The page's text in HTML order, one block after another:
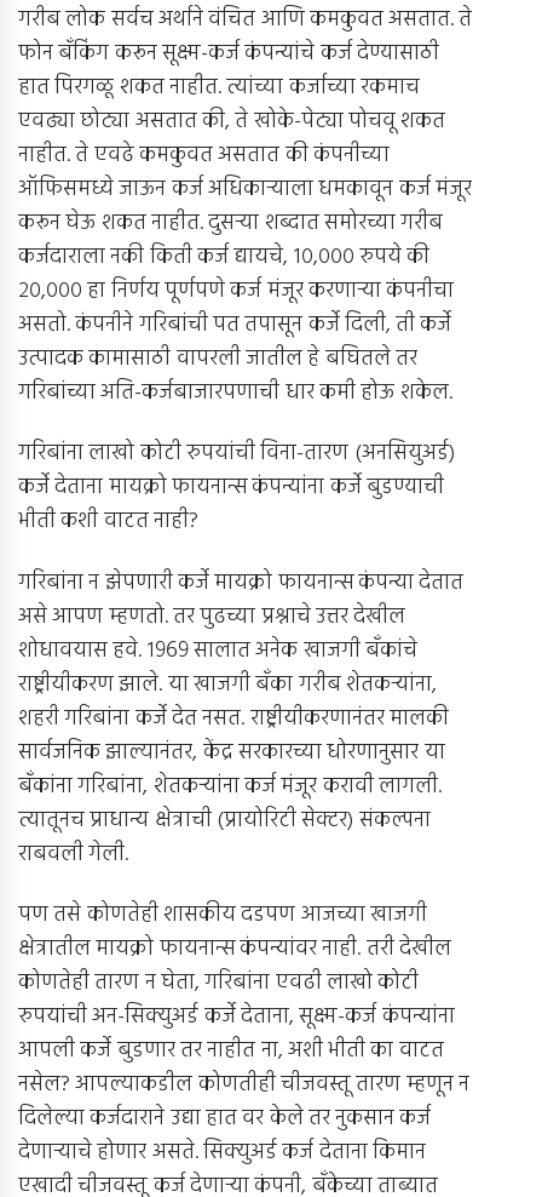
गरीब लोक सर्वच अर्थाने वंचित आणि कमकुवत असतात. ते
फोन बँकिंग करून सूक्ष्म-कर्ज कंपन्यांचे कर्ज देण्यासाठी
हात पिरगळू शकत नाहीत. त्यांच्या कर्जाच्या रकमाच
एवढ्या छोट्या असतात की, ते खोके-पेट्या पोचवू शकत
नाहीत. ते एवढे कमकुवत असतात की कंपनीच्या
ऑफिसमध्ये जाऊन कर्ज अधिकार्‍याला धमकावून कर्ज मंजूर
करून घेऊ शकत नाहीत. दुसर्‍या शब्दात समोरच्या गरीब
कर्जदाराला नकी किती कर्ज द्यायचे, १०,००० रुपये की
२०,००० हा निर्णय पूर्णपणे कर्ज मंजूर करणार्‍या कंपनीचा
असतो. कंपनीने गरिबांची पत तपासून कर्जे दिली, ती कर्जे
उत्पादक कामासाठी वापरली जातील हे बघितले तर
गरिबांच्या अति-कर्जबाजारपणाची धार कमी होऊ शकेल.
गरिबांना लाखो कोटी रुपयांची विना-तारण (अनसियुअर्ड)
कर्जे देताना मायक्रो फायनान्स कंपन्यांना कर्जे बुडण्याची
भीती कशी वाटत नाही?
गरिबांना न झेपणारी कर्जे मायक्रो फायनान्स कंपन्या देतात
असे आपण म्हणतो. तर पुढच्या प्रश्नाचे उत्तर देखील
शोधावयास हवे. १९६९ सालात अनेक खाजगी बँकांचे
राष्ट्रीयीकरण झाले. या खाजगी बँका गरीब शेतकर्‍यांना,
शहरी गरिबांना कर्जे देत नसत. राष्ट्रीयीकरणानंतर मालकी
सार्वजनिक झाल्यानंतर, केंद्र सरकारच्या धोरणानुसार या
बँकांना गरिबांना, शेतकर्‍यांना कर्ज मंजूर करावी लागली.
त्यातूनच प्राधान्य क्षेत्राची (प्रायोरिटी सेक्टर) संकल्पना
राबवली गेली.
पण तसे कोणतेही शासकीय दडपण आजच्या खाजगी
क्षेत्रातील मायक्रो फायनान्स कंपन्यांवर नाही. तरी देखील
कोणतेही तारण न घेता, गरिबांना एवढी लाखो कोटी
रुपयांची अन-सिक्युअर्ड कर्जे देताना, सूक्ष्म-कर्ज कंपन्यांना
आपली कर्जे बुडणार तर नाहीत ना, अशी भीती का वाटत
नसेल? आपल्याकडील कोणतीही चीजवस्तू तारण म्हणून न
दिलेल्या कर्जदाराने उद्या हात वर केले तर नुकसान कर्ज
देणार्‍याचे होणार असते. सिक्युअर्ड कर्ज देताना किमान
एखादी चीजवस्तू कर्ज देणार्‍या कंपनी, बँकेच्या ताब्यात